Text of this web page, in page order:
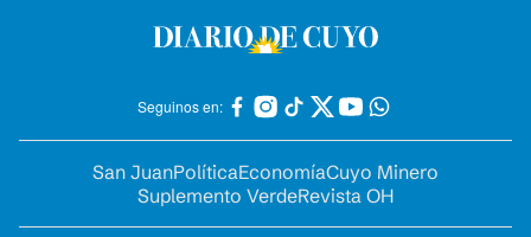
Seguinos en:
San JuanPolíticaEconomíaCuyo Minero
Suplemento VerdeRevista OH